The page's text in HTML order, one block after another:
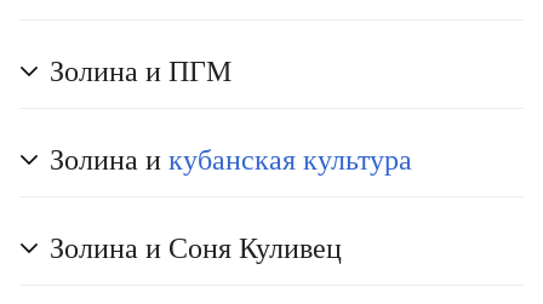
Золина и ПГМ
Золина икубанская культура
Золина и Соня Куливец